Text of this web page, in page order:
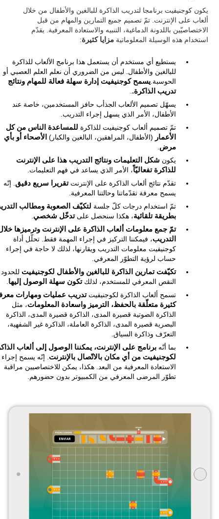
يكون كوجنيفيت برنامجا لتدريب الذاكرة للبالغين والأطفال من خلال
ألعاب على الإنترنت. تمّ تصميم جميع التمارين والمهام من قبل
الاختصاصيّين باللدونة الدماغية، التنبيه والاستعادة المعرفية. يقدّم
استخدام هذه الوسيلة المعلوماتيةمزايا كثيرة:
يستطيع أي مستخدم أن يستعمل هذا برنامج الألعاب للذاكرة
للبالغين والأطفال. ليس من الضروري أن نعلم العلم العصبي أو
الحوسبة.يسمح كوجنيفيت إدارة سهلة فعالة للمهام ونتائج
تدريب الذاكرة..
يسهّل تصميم الألعاب الجذأب حافز المستخدمين، خاصة عند
الأطفال، الأمر الذي يسهل إجراء التدريب.
تمّ تصميم ألعاب كوجنيفيت للذاكرة للمساعدة الناس من كل
الأعمار (الأطفال، المراهقين، البالغين والكبار) الأصحاء أو بأي
مرض.
يكون شكل التعليمات ونتائج التدريب هذا على الإنترنت
للذاكرة تفعاليّاً، الأمر الذي يساعد في فهم التعليمات.
تقدّم نتائج ألعاب الذاكرة على الإنترنتتقريرا سريع دقيق. إنّه
يسمح معرفة تقدّماتنا وحالتنا المعرفية.
تمّ استخدام درجات كلّ جلسة لتكيّف الصعوبة ومطالب
بطريقة تلقائية، هكذا سنحصل علىتدخّل شخصي.
تمّ جمع معلومات ألعاب الذاكرة على الإنترنت وترميزها
التدريب، فيمكننا التركيز في إجراء المهمة فقط. تحلّل أداة
كوجنيفيت معلومات التدريب ويقارنها، لذلك لا حاجة في إجراء
حساب لرؤية التطوّر المعرفي.
تكيّفت تمارين الذاكرة للبالغين والأطفال لكوجنيفيت
النقص المعرفي للمستخدم، لذلكتكون سهلة الوصول إليها.
تسمح ألعاب الذاكرة لكوجنيفيتتدريب عمليات ومهارات
كثيرة متعلّقة بالحفظ، الترميز واسعادة المعلومات، مثل
الذاكرة الصوتية قصيرة المدى، الذاكرة قصيرة المدى، الذاكرة
البصرية قصيرة المدى، الذاكرة العاملة، الذاكرة غير الشفهية،
التعرّف وذاكرة السياق.
بما أنّه برنامج على الإنترنت، يمكننا الوصول إلى ألعاب
لكوجنيفيت من أي مكان بالاتّصال بالإنترنت. إنّه يسمح إجراء
الاستعادة المعرفية من البعد. هكذا، يمكن للاختصاصيين مراقبة
تطوّر المرضى المعرفي من الكمبيوتر بدون حضورهم.